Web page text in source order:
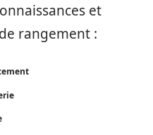
et
rangement :